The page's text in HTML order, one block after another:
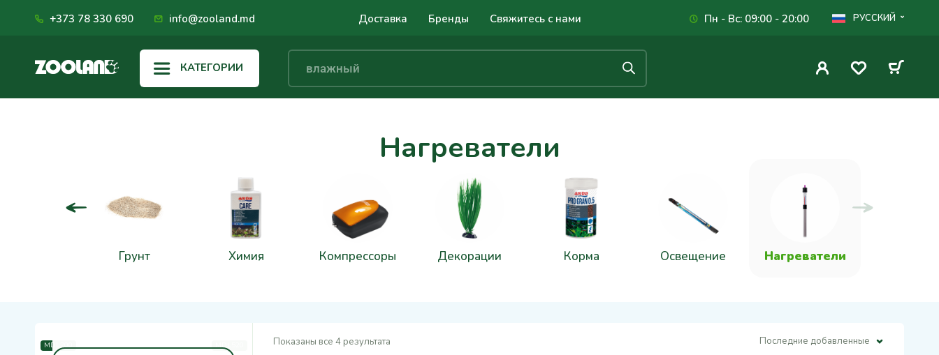
+373 78 330 690 info@zooland.md Доставка Бренды Свяжитесь с нами Пн - Вс: 09:00 - 20:00 РУССКИЙ
КАТЕГОРИИ
Нагреватели
Грунт Xимия Компрессоры Декорации Корма Освещение Нагреватели
MDL200 MDL520 Показаны все 4 результата Последние добавленные